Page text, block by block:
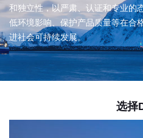
和独立性，以严肃、认证和专业的
低环境影响、保护产品质量等在合
进社会可持续发展。
选择